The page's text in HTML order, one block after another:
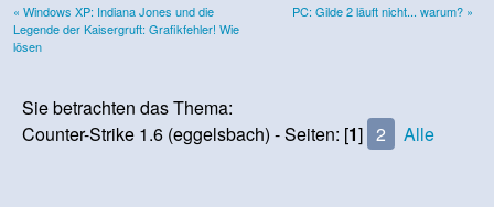
« Windows XP: Indiana Jones und die
Legende der Kaisergruft: Grafikfehler! Wie
lösen
PC: Gilde 2 läuft nicht... warum? »
Sie betrachten das Thema:
Counter-Strike 1.6 (eggelsbach) - Seiten: [1] 2 Alle